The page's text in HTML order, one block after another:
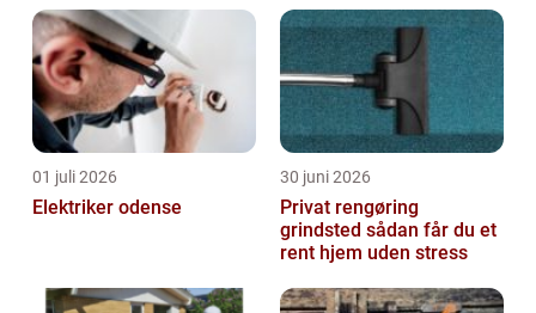
01 juli 2026
Elektriker odense
30 juni 2026
Privat rengøring
grindsted sådan får du et
rent hjem uden stress